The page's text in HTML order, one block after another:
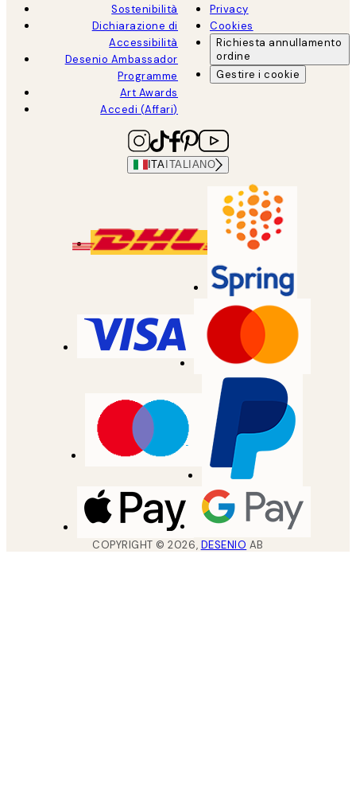
Sostenibilità
Dichiarazione di
Accessibilità
Desenio Ambassador
Programme
Art Awards
Accedi (Affari)
Privacy
Cookies
Richiesta annullamento
ordine
Gestire i cookie
ITA ITALIANO
COPYRIGHT ©2026, DESENIO AB